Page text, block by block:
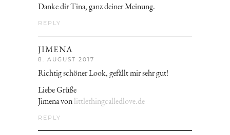
Danke dir Tina, ganz deiner Meinung.
REPLY
JIMENA
8. AUGUST 2017
Richtig schöner Look, gefällt mir sehr gut!
Liebe Grüße
Jimena vonlittlethingcalledlove.de
REPLY